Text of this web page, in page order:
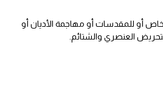
أو للمقدسات أو مهاجمة الأديان أو
العنصري والشتائم‬.